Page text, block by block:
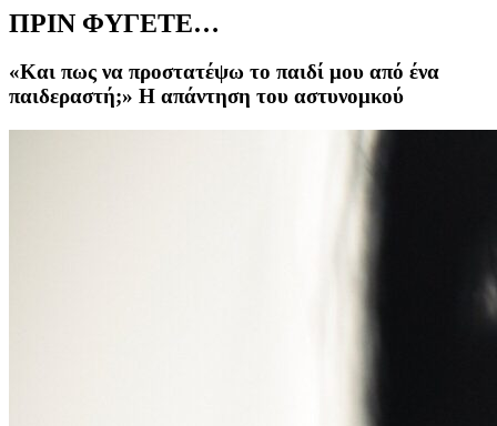
ΠΡΙΝ ΦΥΓΕΤΕ…
«Kαι πως να προστατέψω το παιδί μου από ένα
παιδεραστή;» Η απάντηση του αστυνομκού